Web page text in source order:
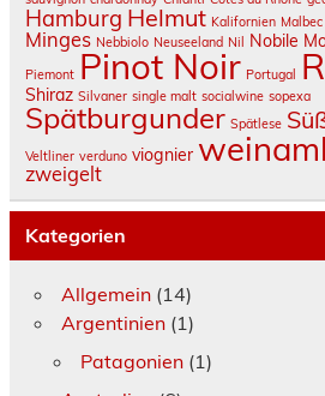
Hamburg Helmut Kalifornien Malbec
Minges Nebbiolo Neuseeland Nil Nobile
Piemont Pinot Noir Portugal
Shiraz Silvaner single malt socialwine sopexa
Spätburgunder Spätlese
Veltliner verduno viognier
zweigelt
Kategorien
Allgemein(14)
Argentinien(1)
Patagonien(1)